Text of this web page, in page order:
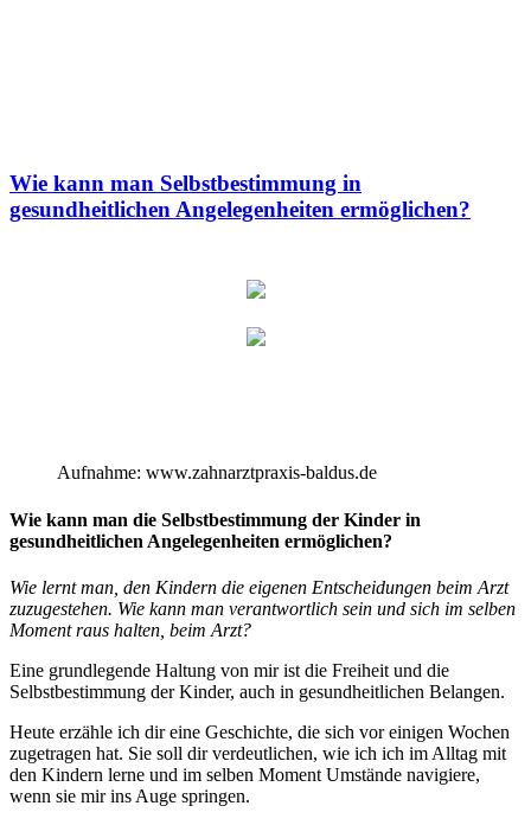
Wie kann man Selbstbestimmung in
gesundheitlichen Angelegenheiten ermöglichen?
Aufnahme: www.zahnarztpraxis-baldus.de
Wie kann man die Selbstbestimmung der Kinder in
gesundheitlichen Angelegenheiten ermöglichen?
Wie lernt man, den Kindern die eigenen Entscheidungen beim Arzt
zuzugestehen. Wie kann man verantwortlich sein und sich im selben
Moment raus halten, beim Arzt?
Eine grundlegende Haltung von mir ist die Freiheit und die
Selbstbestimmung der Kinder, auch in gesundheitlichen Belangen.
Heute erzähle ich dir eine Geschichte, die sich vor einigen Wochen
zugetragen hat. Sie soll dir verdeutlichen, wie ich ich im Alltag mit
den Kindern lerne und im selben Moment Umstände navigiere,
wenn sie mir ins Auge springen.